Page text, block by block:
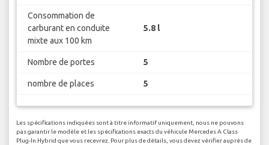
Consommation de
carburant en conduite
mixte aux 100 km
5.8 l
Nombre de portes 5
nombre de places 5
Les spécifications indiquées sont à titre informatif uniquement, nous ne pouvons
pas garantir le modèle et les spécifications exacts du véhicule Mercedes A Class
Plug-In Hybrid que vous recevrez. Pour plus de détails, vous devez vérifier auprès de